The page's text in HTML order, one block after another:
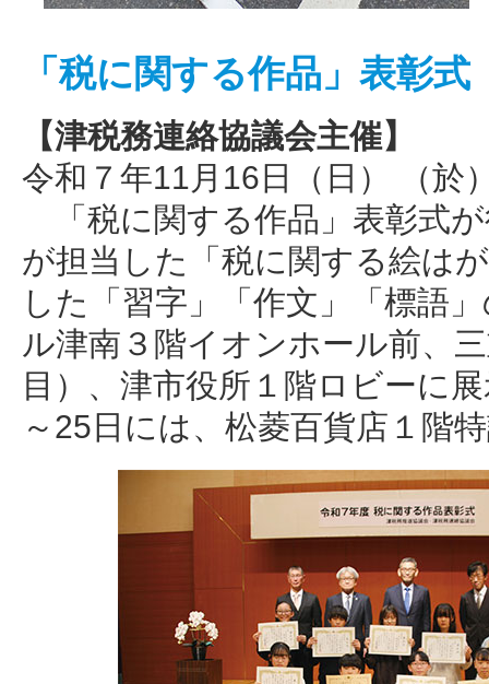
「税に関する作品」表彰式
【津税務連絡協議会主催】
令和７年11月16日（日） （於
「税に関する作品」表彰式
が担当した「税に関する絵は
した「習字」「作文」「標語
ル津南３階イオンホール前、
目）、津市役所１階ロビーに
～25日には、松菱百貨店１階